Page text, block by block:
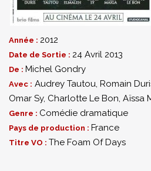
Année : 2012
Date de Sortie : 24 Avril 2013
De : Michel Gondry
Avec : Audrey Tautou,Romain
Omar Sy, Charlotte Le Bon, Aïssa
Genre : Comédie dramatique
Pays de production : France
Titre VO : The Foam Of Days